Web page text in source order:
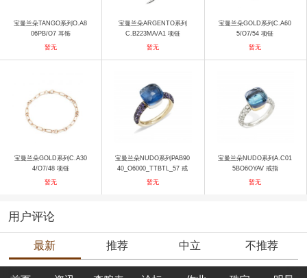
宝曼兰朵TANGO系列O.A8
06PB/O7 耳饰
暂无
宝曼兰朵ARGENTO系列
C.B223MA/A1 项链
暂无
宝曼兰朵GOLD系列C.A60
5/O7/54 项链
暂无
宝曼兰朵GOLD系列C.A30
4/O7/48 项链
暂无
宝曼兰朵NUDO系列PAB90
40_O6000_TTBTL_57 戒
指
暂无
宝曼兰朵NUDO系列A.C01
5BO6OYAV 戒指
暂无
用户评论
最新 推荐 中立 不推荐